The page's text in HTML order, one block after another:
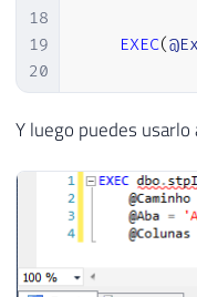
18
19
20
21
EXEC(
END
Y luego puedes usarlo